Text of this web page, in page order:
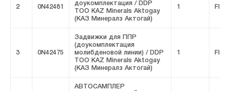
2 0N42481
доукомплектация / DDP
ТОО KAZ Minerals Aktogay
(КАЗ Минералз Актогай)
1 FIVE
3 0N42475
Задвижки для ППР
(доукомплектация
молибденовой линии) / DDP
ТОО KAZ Minerals Aktogay
(КАЗ Минералз Актогай)
1 FIVE
АВТОСАМПЛЕР